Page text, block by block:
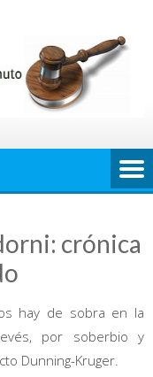
crónica
hay de sobra en la
por soberbio y
Dunning-Kruger.